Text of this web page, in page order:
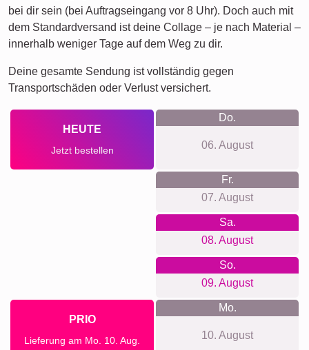
Viele!
Freunde
Katzen
XXL
Haustier-
Dafür stehen wir